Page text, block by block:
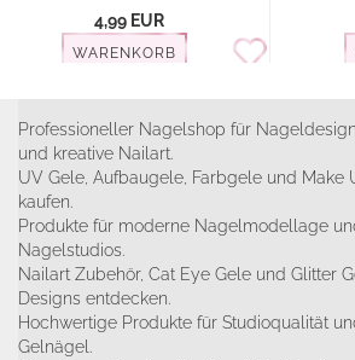
4,99 EUR
WARENKORB
Professioneller Nagelshop für
und kreative Nailart.
UV Gele, Aufbaugele, Farbgele und Make
kaufen.
Produkte für moderne Nagelmodellage
Nagelstudios.
Nailart Zubehör, Cat Eye Gele und Glitter
Designs entdecken.
Hochwertige Produkte für Studioqualität
Gelnägel.